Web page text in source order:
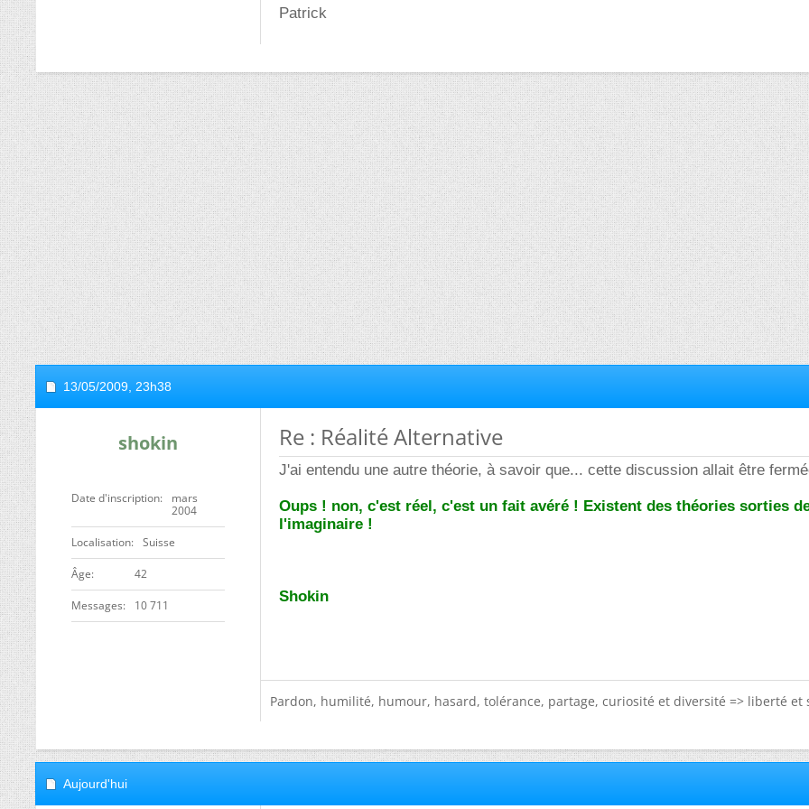
Patrick
13/05/2009, 23h38
shokin
Date d'inscription
mars
2004
Localisation Suisse
ge 42
Messages 10 711
Re : Réalité Alternative
J'ai entendu une autre théorie, à savoir que... cette discussion allait être
Oups ! non, c'est réel, c'est un fait avéré ! Existent des théories sorties
l'imaginaire !
Shokin
Pardon, humilité, humour, hasard, tolérance, partage, curiosité et diversité => liberté et
Aujourd'hui